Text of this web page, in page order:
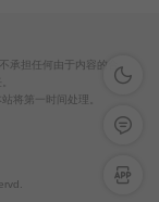
深色模
留言反
APP下
承担任何由于内容的合
将第一时间处理。